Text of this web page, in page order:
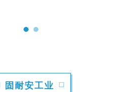
固耐安工业